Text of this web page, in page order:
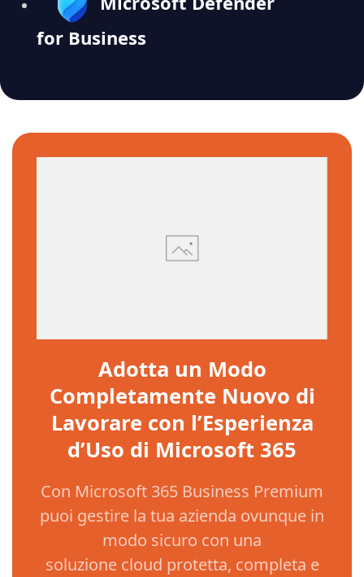
for Business
Adotta un Modo
Completamente Nuovo di
Lavorare con l’Esperienza
d’Uso di Microsoft 365
Con Microsoft 365 Business Premium
puoi gestire la tua azienda ovunque in
modo sicuro con una
soluzione cloud protetta, completa e